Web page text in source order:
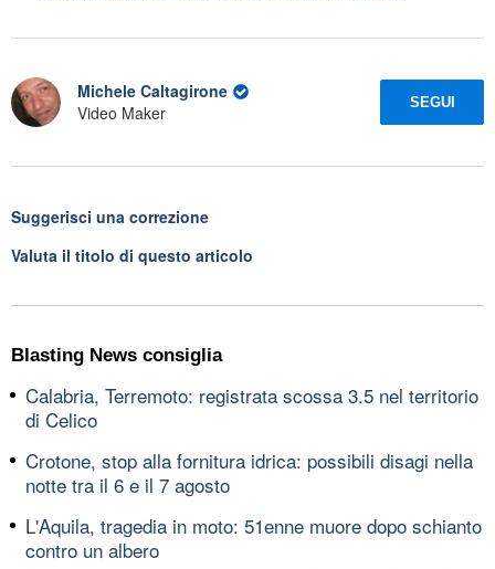
Michele Caltagirone
Video Maker
SEGUI
Suggerisci una correzione
Valuta il titolo di questo articolo
Blasting News consiglia
Calabria, Terremoto: registrata scossa 3.5 nel territorio
di Celico
Crotone, stop alla fornitura idrica: possibili disagi nella
notte tra il 6 e il 7 agosto
L'Aquila, tragedia in moto: 51enne muore dopo schianto
contro un albero